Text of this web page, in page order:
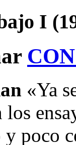
I
«Ya
y poco